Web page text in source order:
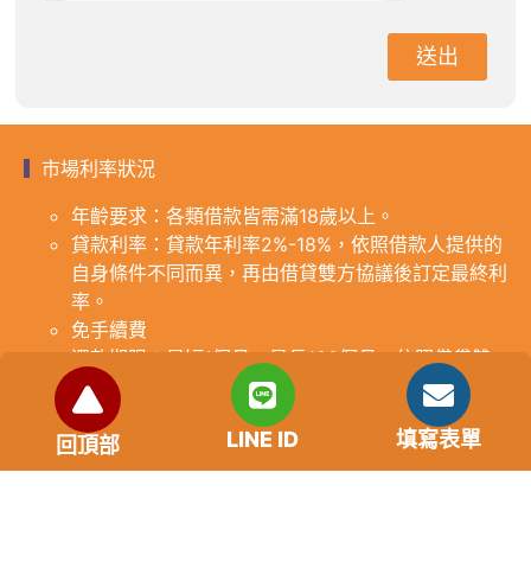
送出
市場利率狀況
年齡要求：各類借款皆需滿18歲以上。
貸款利率：貸款年利率2%-18%，依照借款人提供的
自身條件不同而異，再由借貸雙方協議後訂定最終利
率。
免手續費
還款期限：最短1個月，最長180個月，依照借貸雙
方協議而訂。
範例試算：小明急需現金10萬元，經多方比較利率
後選定金主，雙方簽定於36個月內須還清借款，年
利率12%計算，每月利息1000元，無須手續費。
回頂部 LINE ID 填寫表單